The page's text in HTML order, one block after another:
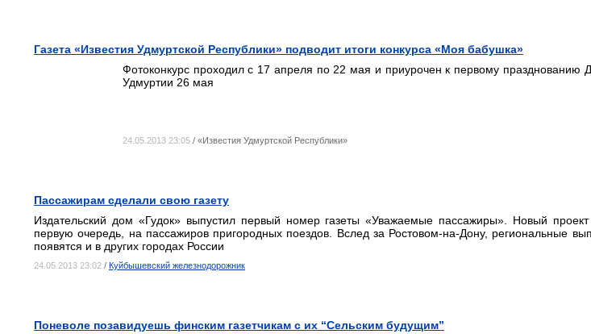
Газета «Известия Удмуртской Республики» подводит итоги конкурса «Моя бабушка»
Фотоконкурс проходил с 17 апреля по 22 мая и приурочен к первому празднованию
Удмуртии 26 мая
24.05.2013 23:05 / «Известия Удмуртской Республики»
Пассажирам сделали свою газету
Издательский дом «Гудок» выпустил первый номер газеты «Уважаемые пассажиры». Новый проект
первую очередь, на пассажиров пригородных поездов. Вслед за Ростовом-на-Дону, региональные
появятся и в других городах России
24.05.2013 23:02 / Куйбышевский железнодорожник
Поневоле позавидуешь финским газетчикам с их “Сельским будущим”